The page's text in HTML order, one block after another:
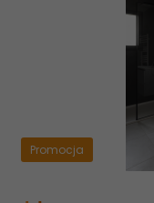
Promocja